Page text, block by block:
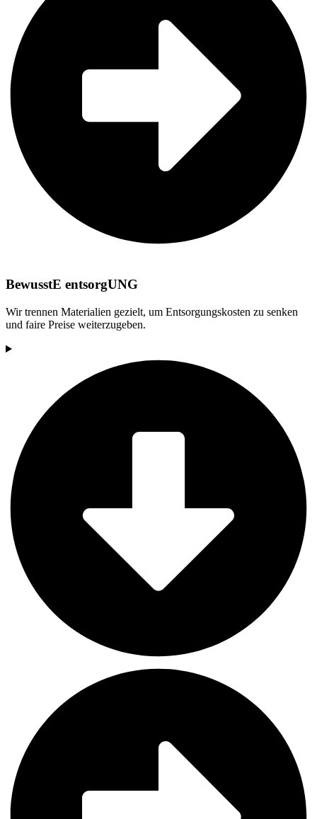
BewusstE entsorgUNG
Wir trennen Materialien gezielt, um Entsorgungskosten zu senken
und faire Preise weiterzugeben.